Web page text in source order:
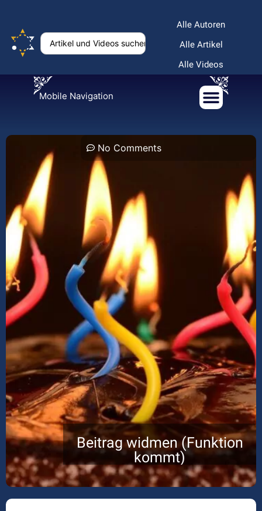
Alle Autoren
Alle Artikel
Alle Videos
Mobile Navigation
No Comments
Beitrag widmen (Funktion
kommt)